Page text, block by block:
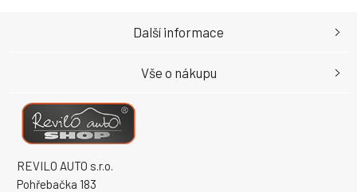
REVILO AUTO s.r.o.
Pohřebačka 183
Další informace
Vše o nákupu